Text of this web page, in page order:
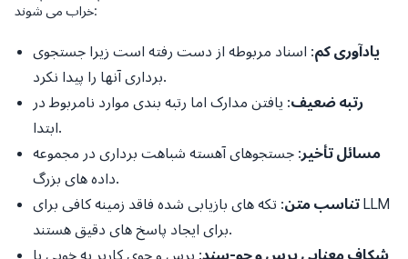
خراب می شوند:
یادآوری کم: اسناد مربوطه از دست رفته است زیرا جستجوی
برداری آنها را پیدا نکرد.
رتبه ضعیف: یافتن مدارک اما رتبه بندی موارد نامربوط در
ابتدا.
مسائل تأخیر: جستجوهای آهسته شباهت برداری در مجموعه
داده های بزرگ.
تناسب متن: تکه های بازیابی شده فاقد زمینه کافی برای LLM
برای ایجاد پاسخ های دقیق هستند.
شکاف معنایی پرس و جو-سند: پرس و جوی کاربر به خوبی با